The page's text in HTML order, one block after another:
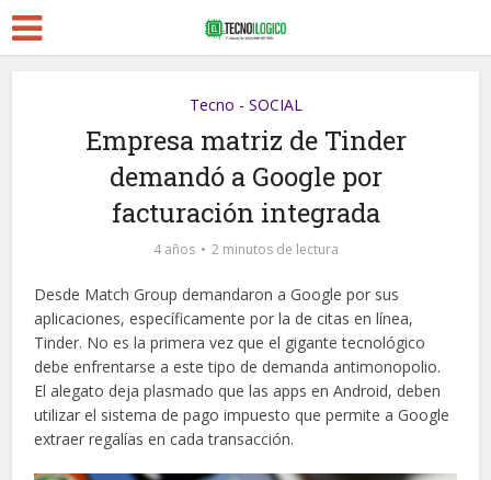
Tecno - SOCIAL
Empresa matriz de Tinder
demandó a Google por
facturación integrada
4 años 2 minutos de lectura
Desde Match Group demandaron a Google por sus
aplicaciones, específicamente por la de citas en línea,
Tinder. No es la primera vez que el gigante tecnológico
debe enfrentarse a este tipo de demanda antimonopolio.
El alegato deja plasmado que las apps en Android, deben
utilizar el sistema de pago impuesto que permite a Google
extraer regalías en cada transacción.